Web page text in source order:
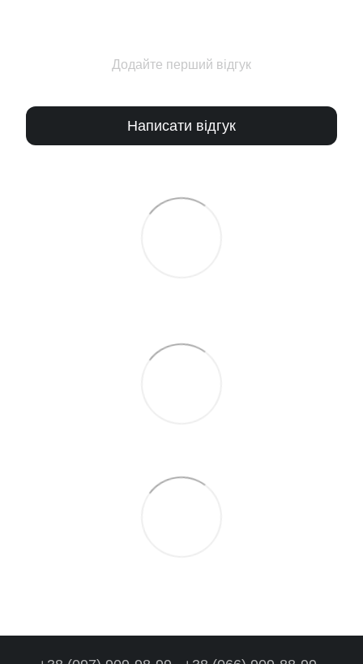
Додайте перший відгук
Написати відгук